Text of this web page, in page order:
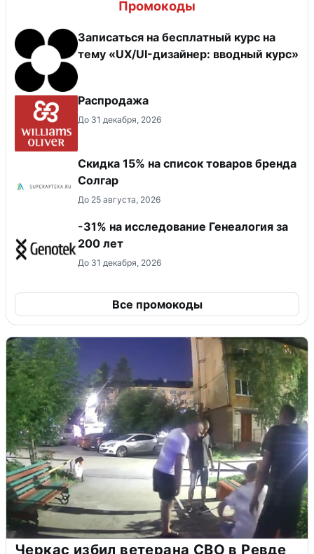
Промокоды
Записаться на бесплатный курс на
тему «UX/UI-дизайнер: вводный курс»
Распродажа
До 31 декабря, 2026
Скидка 15% на список товаров бренда
Солгар
До 25 августа, 2026
-31% на исследование Генеалогия за
200 лет
До 31 декабря, 2026
Все промокоды
Черкас избил ветерана СВО в Ревде